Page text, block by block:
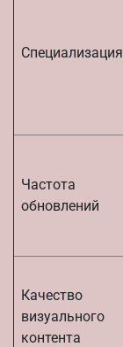
Специализация
Частота
обновлений
Качество
визуального
контента